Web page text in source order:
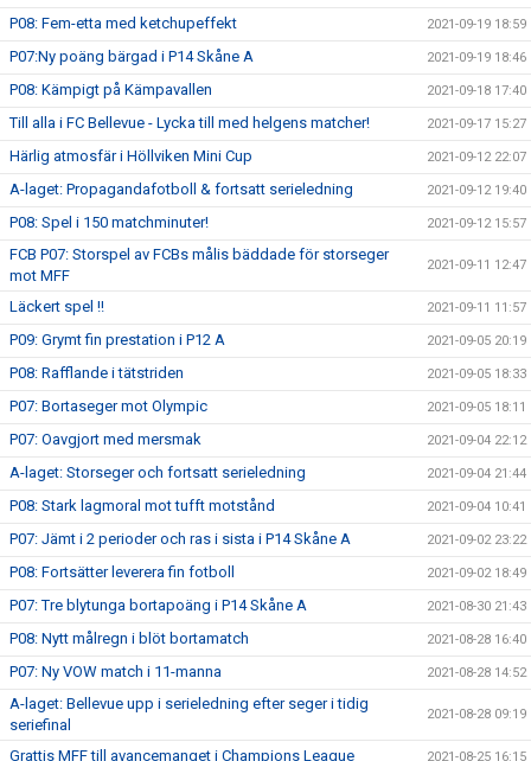
P08: Fem-etta med ketchupeffekt 2021-09-19 18:59
P07:Ny poäng bärgad i P14 Skåne A 2021-09-19 18:46
P08: Kämpigt på Kämpavallen 2021-09-18 17:40
Till alla i FC Bellevue - Lycka till med helgens matcher! 2021-09-17 15:27
Härlig atmosfär i Höllviken Mini Cup 2021-09-12 22:07
A-laget: Propagandafotboll & fortsatt serieledning 2021-09-12 19:40
P08: Spel i 150 matchminuter! 2021-09-12 15:57
FCB P07: Storspel av FCBs målis bäddade för storseger
mot MFF
2021-09-11 12:47
Läckert spel !! 2021-09-11 11:57
P09: Grymt fin prestation i P12 A 2021-09-05 20:19
P08: Rafflande i tätstriden 2021-09-05 18:33
P07: Bortaseger mot Olympic 2021-09-05 18:11
P07: Oavgjort med mersmak 2021-09-04 22:12
A-laget: Storseger och fortsatt serieledning 2021-09-04 21:44
P08: Stark lagmoral mot tufft motstånd 2021-09-04 10:41
P07: Jämt i 2 perioder och ras i sista i P14 Skåne A 2021-09-02 23:22
P08: Fortsätter leverera fin fotboll 2021-09-02 18:49
P07: Tre blytunga bortapoäng i P14 Skåne A 2021-08-30 21:43
P08: Nytt målregn i blöt bortamatch 2021-08-28 16:40
P07: Ny VOW match i 11-manna 2021-08-28 14:52
A-laget: Bellevue upp i serieledning efter seger i tidig
seriefinal
2021-08-28 09:19
Grattis MFF till avancemanget i Champions League 2021-08-25 16:15